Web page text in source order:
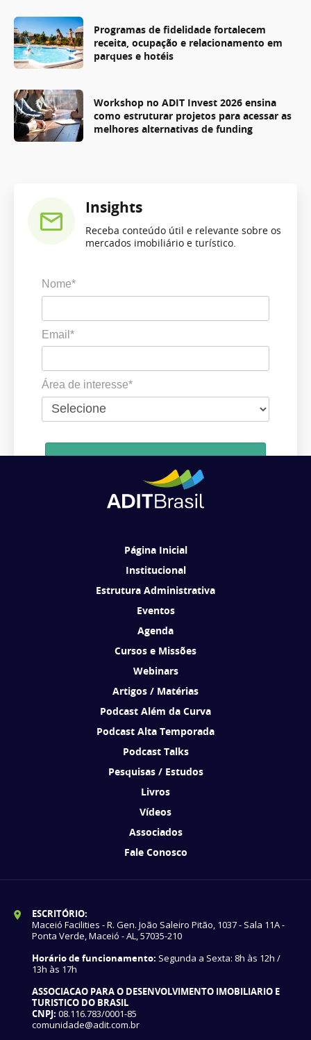
Programas de fidelidade fortalecem
receita, ocupação e relacionamento em
parques e hotéis
Workshop no ADIT Invest 2026 ensina
como estruturar projetos para acessar as
melhores alternativas de funding
Insights
Receba conteúdo útil e relevante sobre os
mercados imobiliário e turístico.
Nome*
Email*
Área de interesse*
Ao se cadastrar, você concorda em receber comunicações da ADIT
Página Inicial
Institucional
Estrutura Administrativa
Eventos
Agenda
Cursos e Missões
Webinars
Artigos / Matérias
Podcast Além da Curva
Podcast Alta Temporada
Podcast Talks
Pesquisas / Estudos
Livros
Vídeos
Associados
Fale Conosco
ESCRITÓRIO:
Maceió Facilities - R. Gen. João Saleiro Pitão, 1037 - Sala 11A -
Ponta Verde, Maceió - AL, 57035-210
Horário de funcionamento: Segunda a Sexta: 8h às 12h /
13h às 17h
ASSOCIACAO PARA O DESENVOLVIMENTO IMOBILIARIO E
TURISTICO DO BRASIL
CNPJ: 08.116.783/0001-85
comunidade@adit.com.br